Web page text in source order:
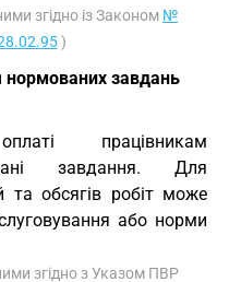
згідно із Законом №
)
нормованих завдань
працівникам
завдання. Для
та обсягів робіт може
або норми
згідно з Указом ПВР